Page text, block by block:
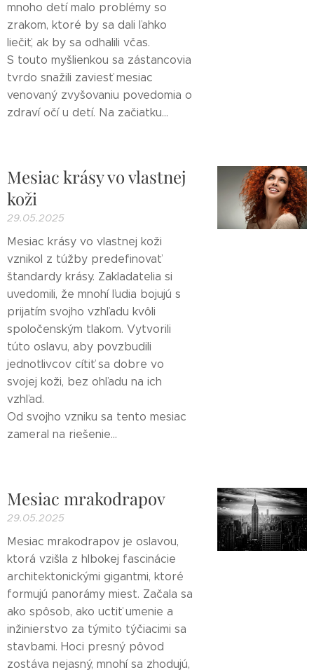
mnoho detí malo problémy so
zrakom, ktoré by sa dali ľahko
liečiť, ak by sa odhalili včas.
S touto myšlienkou sa zástancovia
tvrdo snažili zaviesť mesiac
venovaný zvyšovaniu povedomia o
zdraví očí u detí. Na začiatku...
Mesiac krásy vo vlastnej
koži
29.05.2025
Mesiac krásy vo vlastnej koži
vznikol z túžby predefinovať
štandardy krásy. Zakladatelia si
uvedomili, že mnohí ľudia bojujú s
prijatím svojho vzhľadu kvôli
spoločenským tlakom. Vytvorili
túto oslavu, aby povzbudili
jednotlivcov cítiť sa dobre vo
svojej koži, bez ohľadu na ich
vzhľad.
Od svojho vzniku sa tento mesiac
zameral na riešenie...
Mesiac mrakodrapov
29.05.2025
Mesiac mrakodrapov je oslavou,
ktorá vzišla z hlbokej fascinácie
architektonickými gigantmi, ktoré
formujú panorámy miest. Začala sa
ako spôsob, ako uctiť umenie a
inžinierstvo za týmito týčiacimi sa
stavbami. Hoci presný pôvod
zostáva nejasný, mnohí sa zhodujú,